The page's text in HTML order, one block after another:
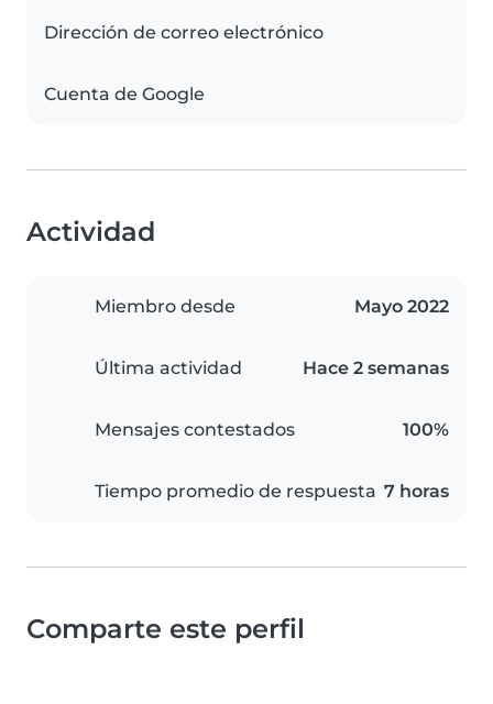
Dirección de correo electrónico
Cuenta de Google
Actividad
Miembro desde Mayo 2022
Última actividad Hace 2 semanas
Mensajes contestados 100%
Tiempo promedio de respuesta 7 horas
Comparte este perfil